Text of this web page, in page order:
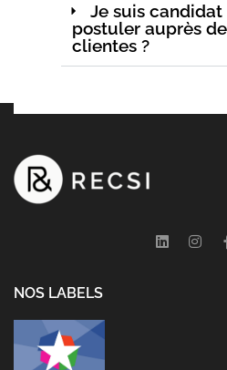
Je suis
postuler auprès
clientes ?
NOS LABELS